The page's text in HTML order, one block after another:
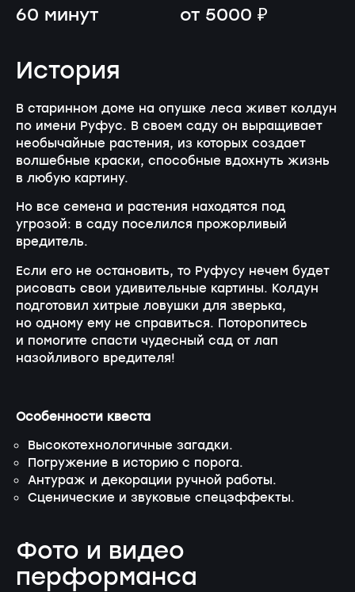
60 минут от 5000 ₽
История
В старинном доме на опушке леса живет колдун
по имени Руфус. В своем саду он выращивает
необычайные растения, из которых создает
волшебные краски, способные вдохнуть жизнь
в любую картину.
Но все семена и растения находятся под
угрозой: в саду поселился прожорливый
вредитель.
Если его не остановить, то Руфусу нечем будет
рисовать свои удивительные картины. Колдун
подготовил хитрые ловушки для зверька,
но одному ему не справиться. Поторопитесь
и помогите спасти чудесный сад от лап
назойливого вредителя!
Особенности квеста
Высокотехнологичные загадки.
Погружение в историю с порога.
Антураж и декорации ручной работы.
Сценические и звуковые спецэффекты.
Фото и видео
перформанса